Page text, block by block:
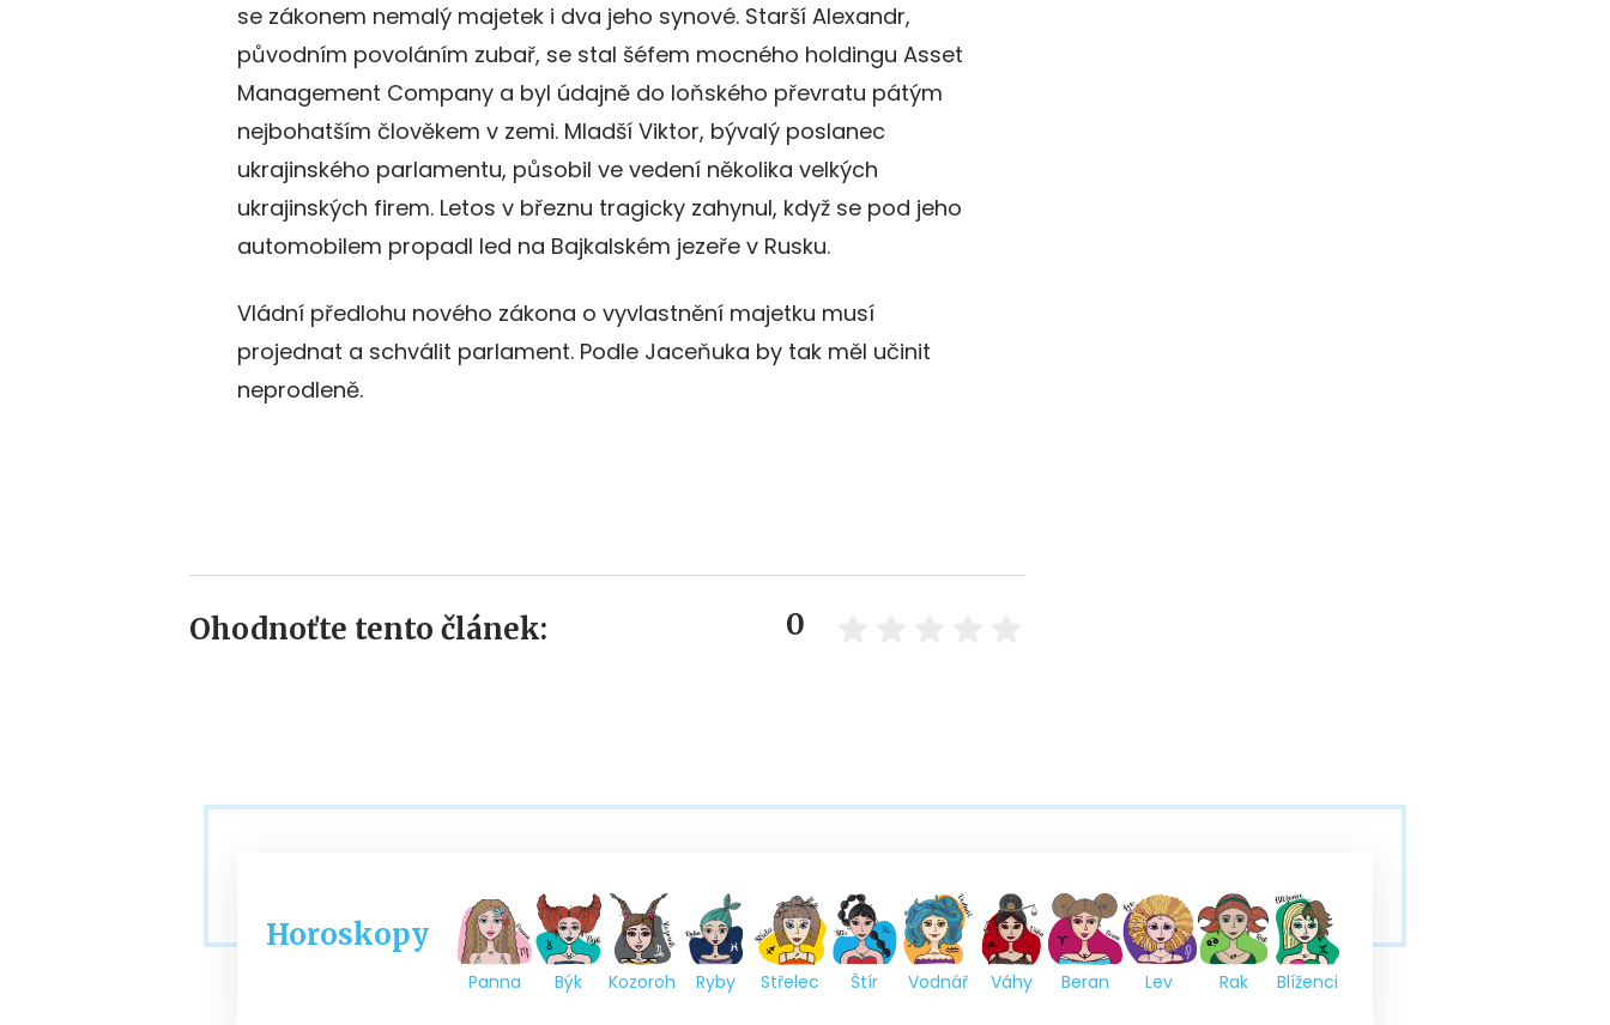
se zákonem nemalý majetek i dva jeho synové. Starší Alexandr,
původním povoláním zubař, se stal šéfem mocného holdingu Asset
Management Company a byl údajně do loňského převratu pátým
nejbohatším člověkem v zemi. Mladší Viktor, bývalý poslanec
ukrajinského parlamentu, působil ve vedení několika velkých
ukrajinských firem. Letos v březnu tragicky zahynul, když se pod jeho
automobilem propadl led na Bajkalském jezeře v Rusku.
Vládní předlohu nového zákona o vyvlastnění majetku musí
projednat a schválit parlament. Podle Jaceňuka by tak měl učinit
neprodleně.
Ohodnoťte tento článek: 0
Horoskopy
Panna Býk Kozoroh Ryby Střelec Štír Vodnář Váhy Beran Lev Rak Blíženci